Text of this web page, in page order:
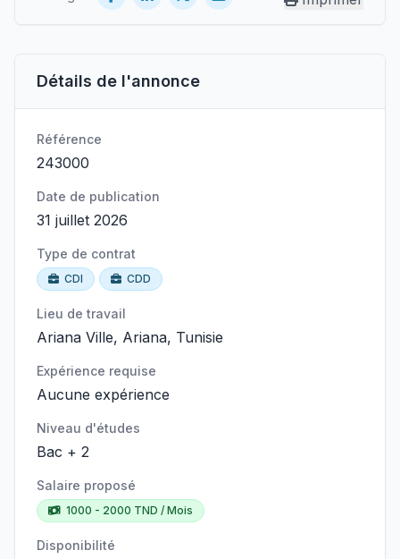
Détails de l'annonce
Référence
243000
Date de publication
31 juillet 2026
Type de contrat
CDI CDD
Lieu de travail
Ariana Ville, Ariana, Tunisie
Expérience requise
Aucune expérience
Niveau d'études
Bac + 2
Salaire proposé
1000 - 2000 TND / Mois
Disponibilité